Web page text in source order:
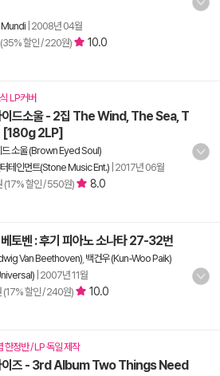
2008년 04월
할인 / 220원)
10.0
LP커버
이드소울 - 2집 The Wind, The Sea, T
[180g 2LP]
드 소울 (Brown Eyed Soul)
테인먼트(Stone Music Ent.) 2017년 06월
(17% 할인 / 550원)
8.0
토벤 : 후기 피아노 소나타 27-32번
Van Beethoven) 백건우 (Kun-Woo Paik)
2007년 11월
(17% 할인 / 240원)
10.0
한정반 / LP 독일 제작
이즈 - 3rd Album Two Things Need